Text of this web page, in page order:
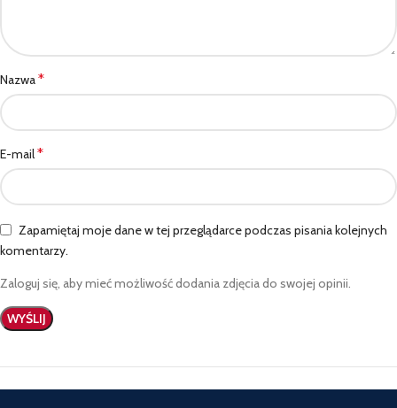
Nazwa*
E-mail*
Zapamiętaj moje dane w tej przeglądarce podczas pisania kolejnych
komentarzy.
Zaloguj się, aby mieć możliwość dodania zdjęcia do swojej opinii.